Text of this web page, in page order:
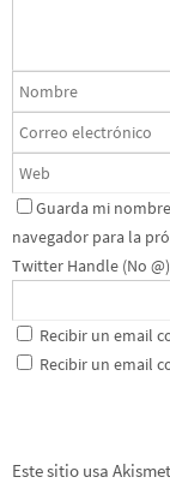
Guarda mi
navegador para la
Twitter Handle (No @)
Recibir un email
Recibir un email
Este sitio usa